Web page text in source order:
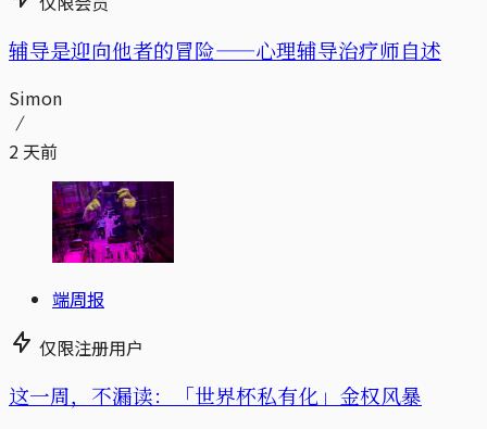
辅导是迎向他者的冒险——心理辅导治疗师自述
Simon
2 天前
端周报
仅限注册用户
这一周，不漏读：「世界杯私有化」金权风暴